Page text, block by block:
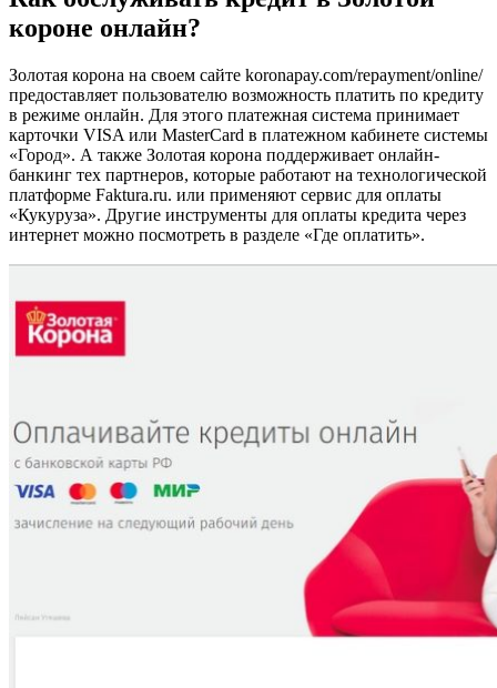
короне онлайн?
Золотая корона на своем сайте koronapay.com/repayment/online/
предоставляет пользователю возможность платить по кредиту
в режиме онлайн. Для этого платежная система принимает
карточки VISA или MasterCard в платежном кабинете системы
«Город». А также Золотая корона поддерживает онлайн-
банкинг тех партнеров, которые работают на технологической
платформе Faktura.ru. или применяют сервис для оплаты
«Кукуруза». Другие инструменты для оплаты кредита через
интернет можно посмотреть в разделе «Где оплатить».